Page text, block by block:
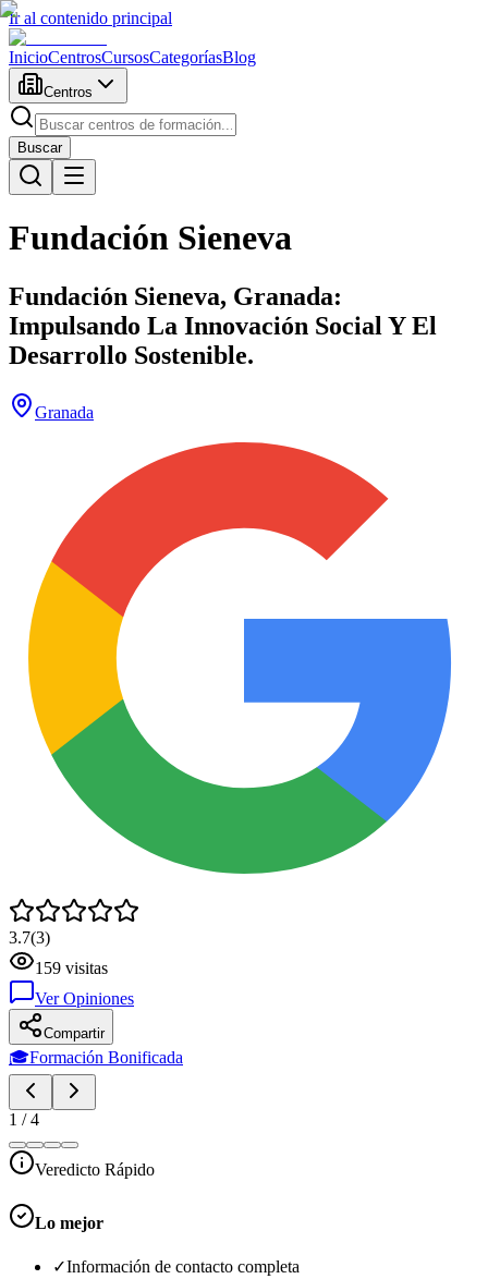
Ir al contenido principal
InicioCentrosCursosCategoríasBlog
Centros
Buscar
Fundación Sieneva
Fundación Sieneva, Granada:
Impulsando La Innovación Social Y El
Desarrollo Sostenible.
Granada
3.7(3)
159 visitas
Ver Opiniones
Compartir
🎓Formación Bonificada
1 /4
Veredicto Rápido
Lo mejor
✓Información de contacto completa